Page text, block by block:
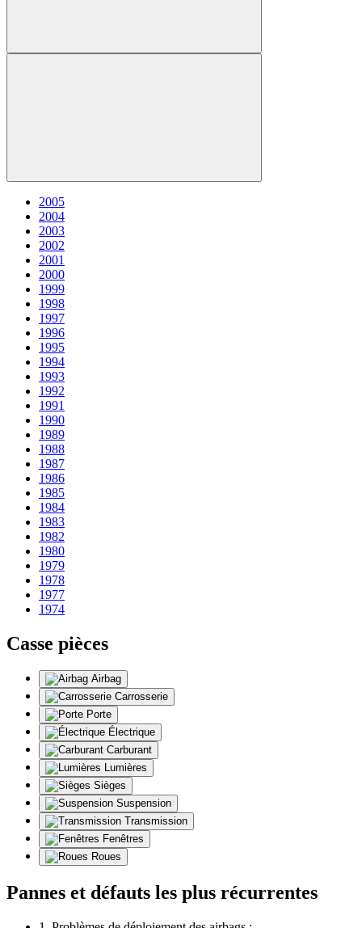
2005
2004
2003
2002
2001
2000
1999
1998
1997
1996
1995
1994
1993
1992
1991
1990
1989
1988
1987
1986
1985
1984
1983
1982
1980
1979
1978
1977
1974
Casse pièces
Airbag
Carrosserie
Porte
Électrique
Carburant
Lumières
Sièges
Suspension
Transmission
Fenêtres
Roues
Pannes et défauts les plus récurrentes